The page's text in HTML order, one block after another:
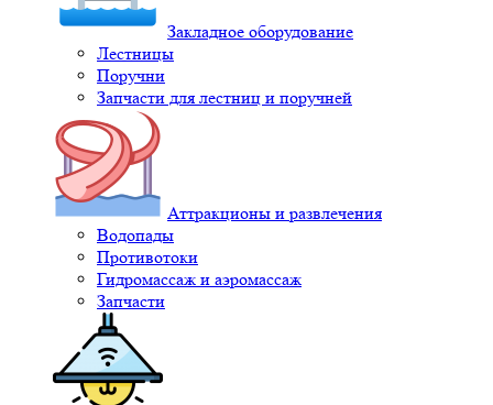
Закладное оборудование
Лестницы
Поручни
Запчасти для лестниц и поручней
Аттракционы и развлечения
Водопады
Противотоки
Гидромассаж и аэромассаж
Запчасти